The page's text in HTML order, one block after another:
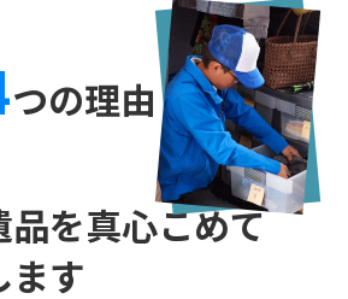
つの理由
を真心こめて
ます